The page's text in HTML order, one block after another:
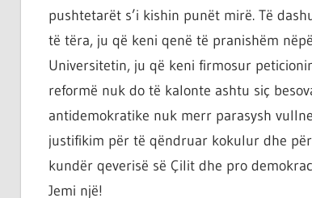
pushtetarët s’i kishin punët mirë. Të
të tëra, ju që keni qenë të pranishëm
Universitetin, ju që keni firmosur
reformë nuk do të kalonte ashtu siç
antidemokratike nuk merr parasysh
justifikim për të qëndruar kokulur dhe
kundër qeverisë së Çilit dhe pro
Jemi një!